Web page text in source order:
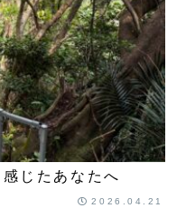
じたあなたへ
2026.04.21